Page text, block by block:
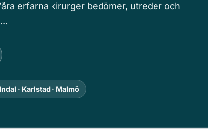
erfarna kirurger bedömer, utreder och
· Karlstad · Malmö